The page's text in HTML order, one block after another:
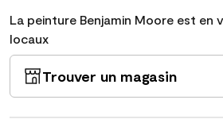
La peinture Benjamin Moore est
locaux
Trouver un magasin